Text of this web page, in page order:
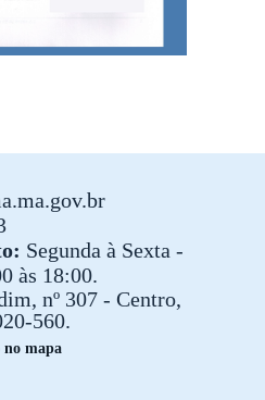
Segunda à Sexta -
às 18:00.
nº 307 - Centro,
560.
no mapa